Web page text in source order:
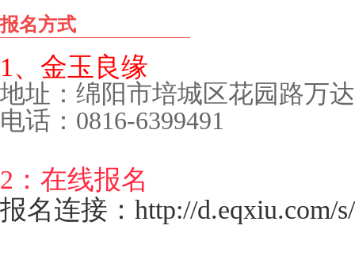
报名方式
1、金玉良缘
地址：绵阳市培城区花园路万
电话：0816-6399491
2：在线报名
报名连接：http://d.eqxiu.com/